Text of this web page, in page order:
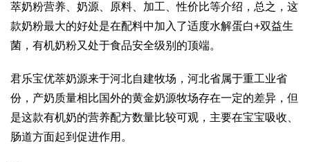
萃奶粉营养、奶源、原料、加工、性价比等介绍，总之，这
款奶粉最大的好处是在配料中加入了适度水解蛋白+双益生
菌，有机奶粉又处于食品安全级别的顶端。
君乐宝优萃奶源来于河北自建牧场，河北省属于重工业省
份，产奶质量相比国外的黄金奶源牧场存在一定的差异，但
是这款有机奶的营养配方数量比较可观，主要在宝宝吸收、
肠道方面起到促进作用。